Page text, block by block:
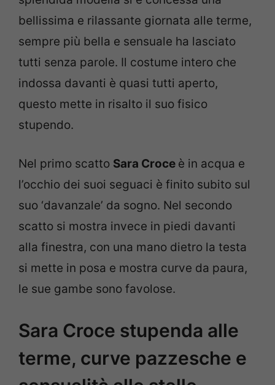
bellissima e rilassante giornata alle terme,
sempre più bella e sensuale ha lasciato
tutti senza parole. Il costume intero che
indossa davanti è quasi tutti aperto,
questo mette in risalto il suo fisico
stupendo.
Nel primo scatto Sara Croce è in acqua e
l’occhio dei suoi seguaci è finito subito sul
suo ‘davanzale’ da sogno. Nel secondo
scatto si mostra invece in piedi davanti
alla finestra, con una mano dietro la testa
si mette in posa e mostra curve da paura,
le sue gambe sono favolose.
Sara Croce stupenda alle
terme, curve pazzesche e